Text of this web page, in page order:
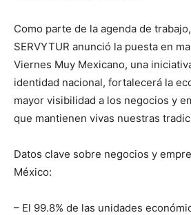
Como parte de la agenda de
SERVYTUR anunció la puesta en
Viernes Muy Mexicano, una
identidad nacional, fortalecerá la
mayor visibilidad a los negocios y
que mantienen vivas nuestras
Datos clave sobre negocios y
México:
– El 99.8% de las unidades